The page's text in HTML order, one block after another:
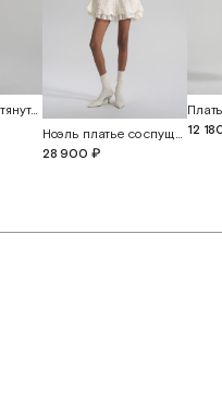
Лора платье с обтянутыми пуговицами
Ноэль платье со спущенной линией плеча с прорезными бабочками
28 900 ₽
12